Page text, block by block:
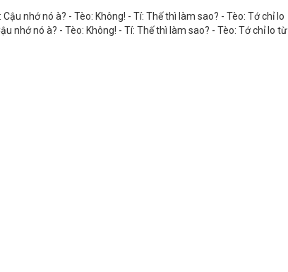
nhớ nó à? - Tèo: Không! - Tí: Thế thì làm sao? - Tèo: Tớ chỉ lo
nhớ nó à? - Tèo: Không! - Tí: Thế thì làm sao? - Tèo: Tớ chỉ lo từ